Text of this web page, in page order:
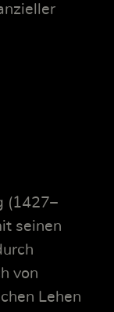
(1427–
seinen
von
Lehen